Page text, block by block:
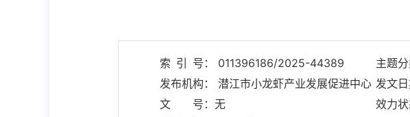
索 引 号： 011396186/2025-44389
主题
发布机构： 潜江市小龙虾产业发展促进中心 发文
文 号：无
效力